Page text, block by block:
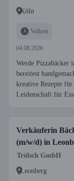
Köln
Vollzeit
04.08.2026
Werde
bereitest
kreative Rezepte
Leidenschaft für
Verkäuferin
(m/w/d) in
Trölsch GmbH
Leonberg